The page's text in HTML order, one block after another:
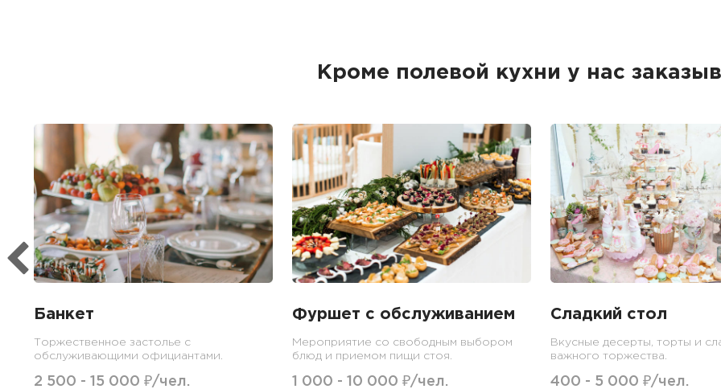
Кроме полевой кухни у нас
Банкет
Торжественное застолье с
обслуживающими официантами.
2 500 - 15 000 ₽/чел.
Фуршет с обслуживанием
Мероприятие со свободным выбором
блюд и приемом пищи стоя.
1 000 - 10 000 ₽/чел.
Сладкий стол
Вкусные десерты, торты и
важного торжества.
400 - 5 000 ₽/чел.